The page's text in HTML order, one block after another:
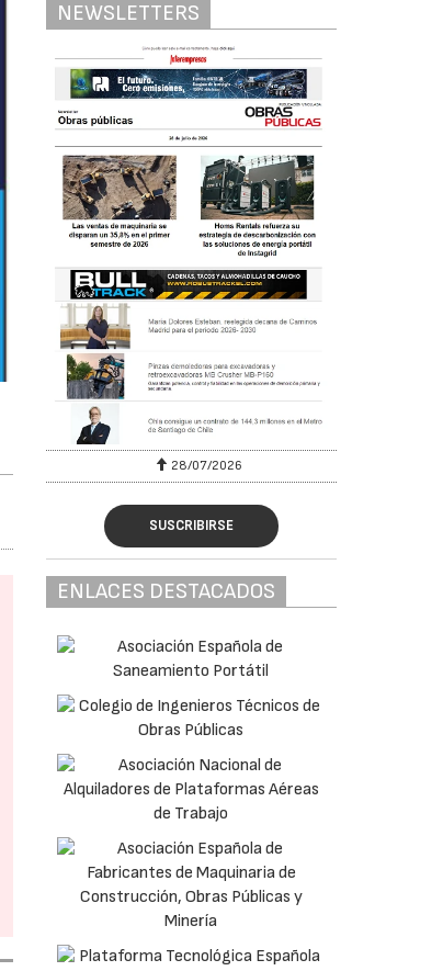
NEWSLETTERS
28/07/2026
SUSCRIBIRSE
ENLACES DESTACADOS